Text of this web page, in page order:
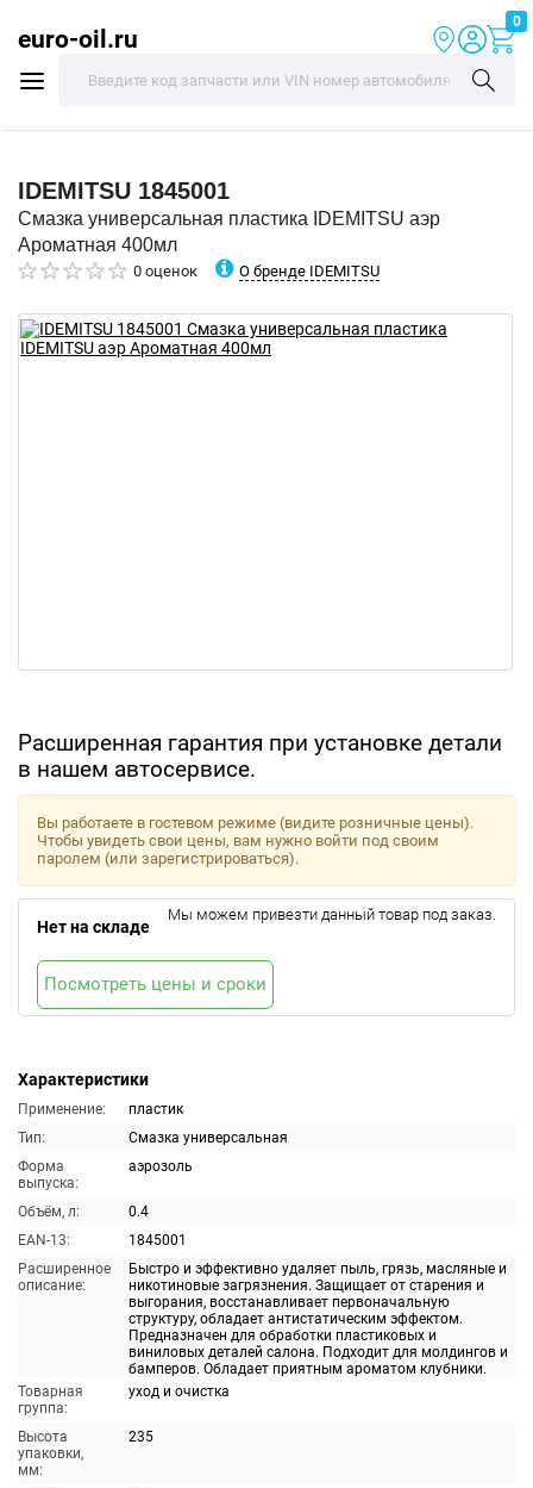
euro-oil.ru
0
IDEMITSU 1845001
Смазка универсальная пластика IDEMITSU аэр
Ароматная 400мл
0 оценок О бренде IDEMITSU
Расширенная гарантия при установке детали
в нашем автосервисе.
Характеристики
Применение:
пластик
Тип:
Смазка универсальная
Форма
выпуска:
аэрозоль
Объём, л:
0.4
EAN-13:
1845001
Расширенное
описание:
Быстро и эффективно удаляет пыль, грязь, масляные и
никотиновые загрязнения. Защищает от старения и
выгорания, восстанавливает первоначальную
структуру, обладает антистатическим эффектом.
Предназначен для обработки пластиковых и
виниловых деталей салона. Подходит для молдингов и
бамперов. Обладает приятным ароматом клубники.
Товарная
группа:
уход и очистка
Высота
упаковки,
мм:
235
Вы работаете в гостевом режиме (видите розничные цены).
Чтобы увидеть свои цены, вам нужно войти под своим
паролем (или зарегистрироваться).
Нет на складе
Мы можем привезти данный товар под заказ.
Посмотреть цены и сроки